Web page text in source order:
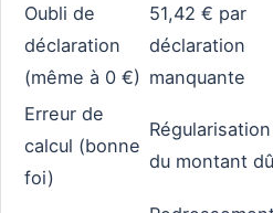
Oubli de
déclaration
(même à 0 €)
51,42 € par
déclaration
manquante
Erreur de
calcul (bonne
foi)
Régularisation
du montant dû